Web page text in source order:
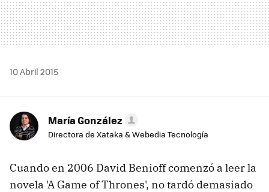
10 Abril 2015
María González
Directora de Xataka & Webedia Tecnología
Cuando en 2006 David Benioff comenzó a leer la
novela 'A Game of Thrones', no tardó demasiado